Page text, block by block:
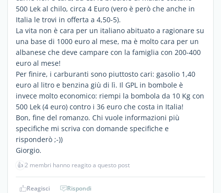
500 Lek al chilo, circa 4 Euro (vero è però che anche in
Italia le trovi in offerta a 4,50-5).
La vita non è cara per un italiano abituato a ragionare su
una base di 1000 euro al mese, ma è molto cara per un
albanese che deve campare con la famiglia con 200-400
euro al mese!
Per finire, i carburanti sono piuttosto cari: gasolio 1,40
euro al litro e benzina giù di lì. Il GPL in bombole è
invece molto economico: riempi la bombola da 10 Kg con
500 Lek (4 euro) contro i 36 euro che costa in Italia!
Bon, fine del romanzo. Chi vuole informazioni più
specifiche mi scriva con domande specifiche e
risponderò ;-))
Giorgio.
👍2 membri hanno reagito a questo post
Reagisci Rispondi